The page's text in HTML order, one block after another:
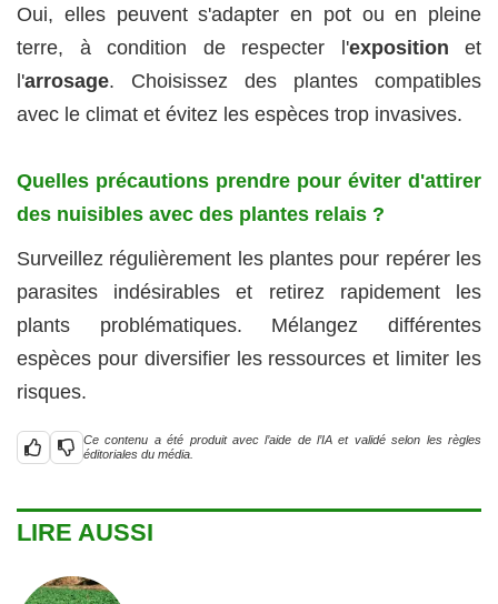
Oui, elles peuvent s'adapter en pot ou en pleine
terre, à condition de respecter l'exposition et
l'arrosage. Choisissez des plantes compatibles
avec le climat et évitez les espèces trop invasives.
Quelles précautions prendre pour éviter d'attirer
des nuisibles avec des plantes relais ?
Surveillez régulièrement les plantes pour repérer les
parasites indésirables et retirez rapidement les
plants problématiques. Mélangez différentes
espèces pour diversifier les ressources et limiter les
risques.
Ce contenu a été produit avec l’aide de l’IA et validé selon les règles
éditoriales du média.
LIRE AUSSI